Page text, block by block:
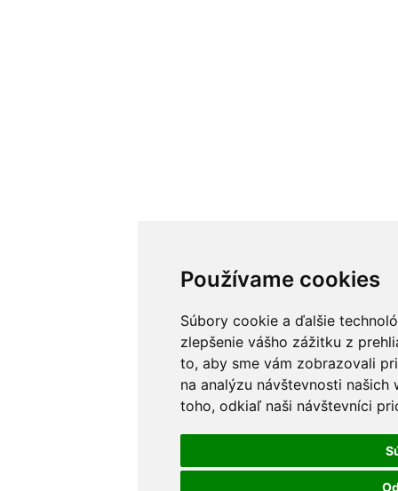
Používame cookies
Súbory cookie a ďalšie
zlepšenie vášho zážitku z
to, aby sme vám zobrazovali
na analýzu návštevnosti
toho, odkiaľ naši návštevníci